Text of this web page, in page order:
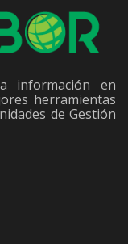
información en
herramientas
de Gestión